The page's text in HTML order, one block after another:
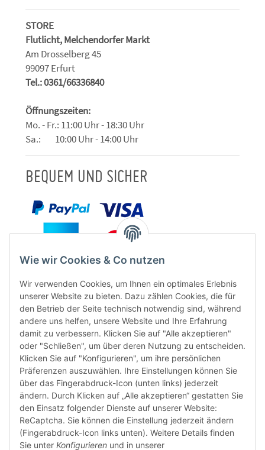
STORE
Flutlicht, Melchendorfer Markt
Am Drosselberg 45
99097 Erfurt
Tel.: 0361/66336840
Öffnungszeiten:
Mo. - Fr.: 11:00 Uhr - 18:30 Uhr
Sa.: 10:00 Uhr - 14:00 Uhr
BEQUEM UND SICHER
FÜR EUCH UNTERWEGS
Wie wir Cookies & Co nutzen
Wir verwenden Cookies, um Ihnen ein optimales Erlebnis
unserer Website zu bieten. Dazu zählen Cookies, die für
den Betrieb der Seite technisch notwendig sind, während
andere uns helfen, unsere Website und Ihre Erfahrung
damit zu verbessern. Klicken Sie auf "Alle akzeptieren"
oder "Schließen", um über deren Nutzung zu entscheiden.
Klicken Sie auf "Konfigurieren", um ihre persönlichen
Präferenzen auszuwählen. Ihre Einstellungen können Sie
über das Fingerabdruck-Icon (unten links) jederzeit
ändern. Durch Klicken auf „Alle akzeptieren“ gestatten Sie
den Einsatz folgender Dienste auf unserer Website:
ReCaptcha. Sie können die Einstellung jederzeit ändern
(Fingerabdruck-Icon links unten). Weitere Details finden
Sie unter Konfigurieren und in unserer